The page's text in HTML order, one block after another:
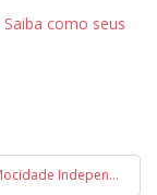
Saiba como seus
Relembre o samba da Mocidade Independente de Padre Miguel em 2015